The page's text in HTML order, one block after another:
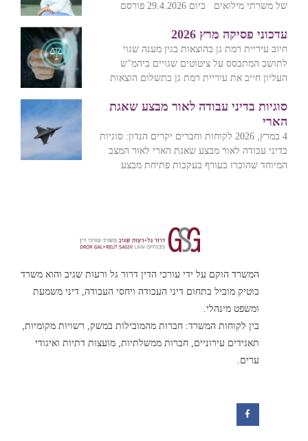
של משרתי מילואים ביום 29.4.2026 פורסם
עדכוני פסיקה מרץ 2026
חיוב עיריית רמת גן בהוצאות בגין מענה שגוי
לתושב המתבסס על ציטוטים שגויים ביהמ"ש
העליון חייב את עיריית רמת גן בתשלום הוצאות
סוגיות בדיני עבודה לאור מבצע שאגת
הארי
4 במרץ, 2026 לקוחות וחברים יקרים הנדון: סוגיות
בדיני עבודה לאור מבצע שאגת הארי לאור המצב
המיוחד שהוכרז בעורף בעקבות פתיחת מבצע
המשרד הוקם על ידי עורכי הדין דרור גל ורעות שגיב והוא משרד
בוטיק מוביל בתחום דיני העבודה ויחסי העבודה, דיני משמעת
ומשפט מינהלי.
בין לקוחות המשרד: חברות מהמובילות במשק, רשויות מקומיות,
תאגידים עירוניים, חברות ממשלתיות, מועצות דתיות ואיגודי
ערים.
c
e
b
o